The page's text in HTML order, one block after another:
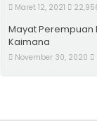
Maret 12, 2021
Mayat Perempuan
Kaimana
November 30, 2020